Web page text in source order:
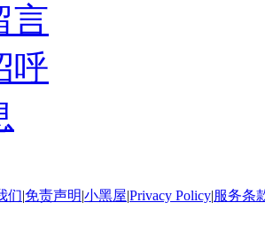
言
呼
们|免责声明|小黑屋|Privacy Policy|服务条